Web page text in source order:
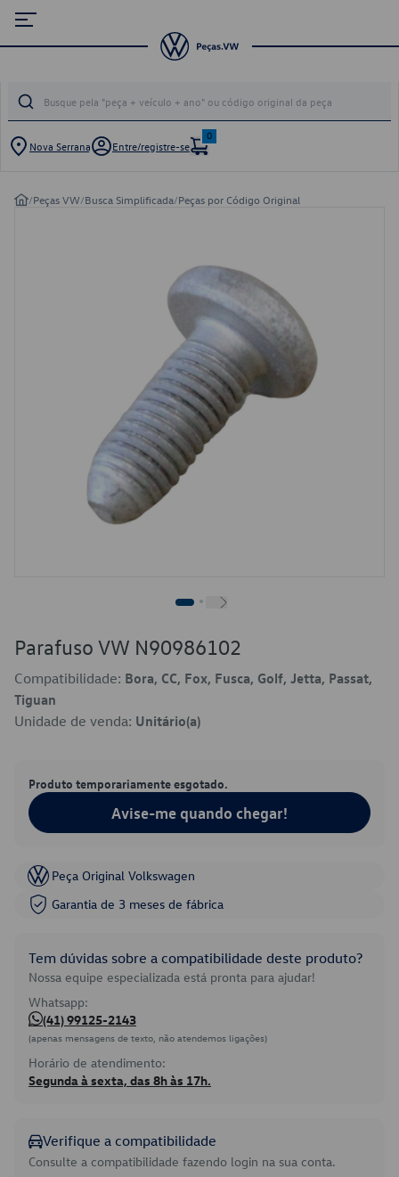
Nova Serrana Entre/registre-se
0
/Peças VW/Busca Simplificada/Peças por Código Original
Parafuso VW N90986102
Compatibilidade: Bora, CC, Fox, Fusca, Golf, Jetta, Passat,
Tiguan
Unidade de venda: Unitário(a)
Produto temporariamente esgotado.
Avise-me quando chegar!
Peça Original Volkswagen
Garantia de 3 meses de fábrica
Tem dúvidas sobre a compatibilidade deste produto?
Nossa equipe especializada está pronta para ajudar!
Whatsapp:
(41) 99125-2143
(apenas mensagens de texto, não atendemos ligações)
Horário de atendimento:
Segunda à sexta, das 8h às 17h.
Verifique a compatibilidade
Consulte a compatibilidade fazendo login na sua conta.